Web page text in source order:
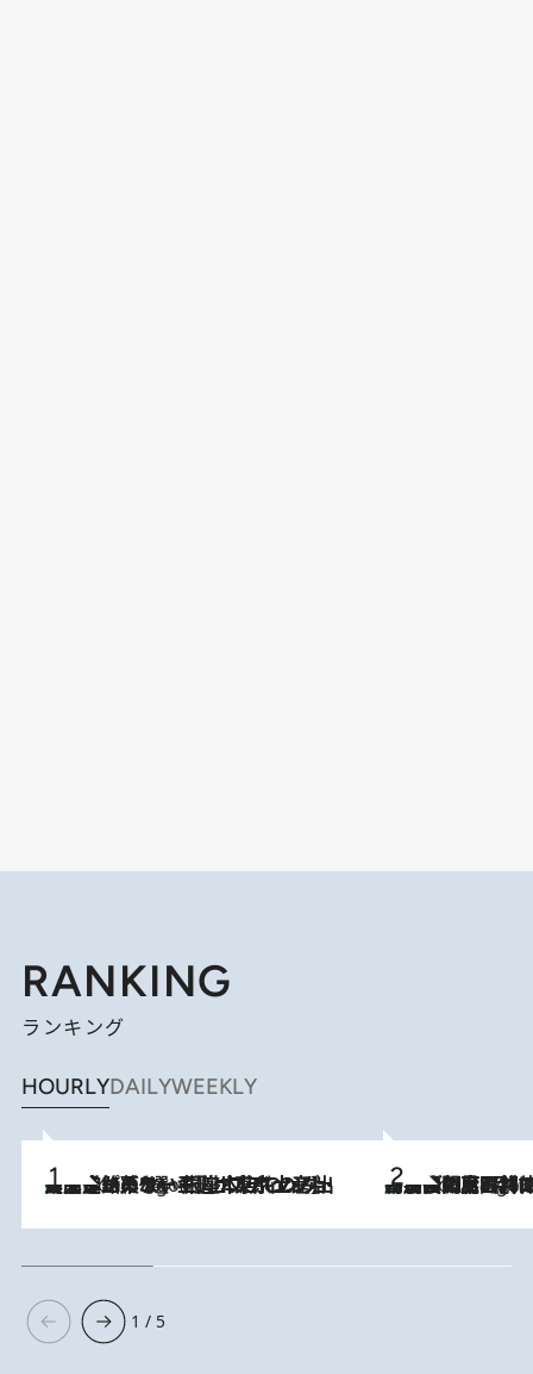
RANKING
ランキング
HOURLYDAILYWEEKLY
7 Hours Ago
【間違いのない王道・東京土産】資生堂パーラー 銀座本店でのみ出会える銘菓5選《極上プディング・濃厚チーズケーキ・ボンボンショコラほか》 7 Hours Ago
「最後に見られてよかった」上野動物園の東園パンダ舎が解体前に特別公開。8月16日まで延長されたパネル展と共に辿る“半世紀”のパンダ飼育《解体工事の図面あり》
1 / 5